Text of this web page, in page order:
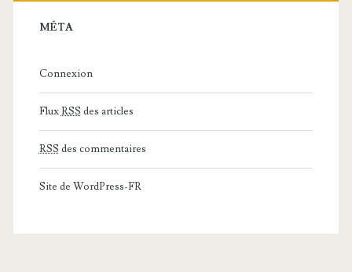
MÉTA
Connexion
FluxRSS des articles
RSS des commentaires
Site de WordPress-FR